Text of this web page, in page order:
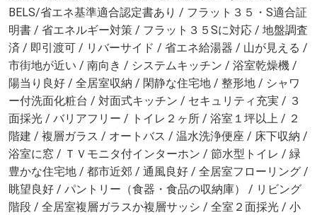
BELS/省エネ基準適合認定書あり / フラット３５・S適合証
明書 / 省エネルギー対策 / フラット３５Sに対応 / 地盤調査
済 / 即引渡可 / リバーサイド / 省エネ給湯器 / 山が見える /
市街地が近い / 南向き / システムキッチン / 浴室乾燥機 /
陽当り良好 / 全居室収納 / 閑静な住宅地 / 整形地 / シャワ
ー付洗面化粧台 / 対面式キッチン / セキュリティ充実 / ３
面採光 / バリアフリー / トイレ２ヶ所 / 浴室１坪以上 / ２
階建 / 複層ガラス / オートバス / 温水洗浄便座 / 床下収納 /
浴室に窓 / ＴＶモニタ付インターホン / 節水型トイレ / 緑
豊かな住宅地 / 都市近郊 / 通風良好 / 全居室フローリング /
眺望良好 / パントリー（食器・食品の収納庫） / リビング
階段 / 全居室複層ガラスか複層サッシ / 全室２面採光 / 小